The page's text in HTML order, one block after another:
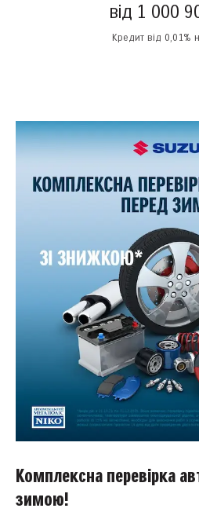
від 1 000
Кредит від 0,01%
Комплексна перевірка
зимою!